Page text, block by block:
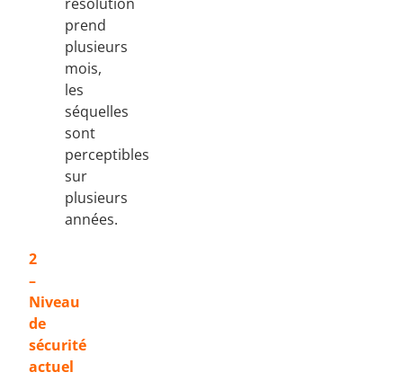
résolution
prend
plusieurs
mois,
les
séquelles
sont
perceptibles
sur
plusieurs
années.
2
–
Niveau
de
sécurité
actuel